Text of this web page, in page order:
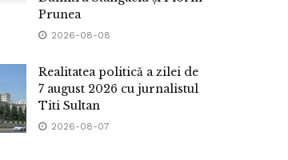
Prunea
2026-08-08
Realitatea politică a zilei de
7 august 2026 cu jurnalistul
Titi Sultan
2026-08-07